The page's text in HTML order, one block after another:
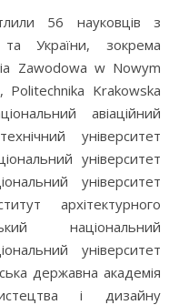
56 науковців з
України, зокрема
Zawodowa w Nowym
Politechnika Krakowska
авіаційний
університет
університет
університет
архітектурного
національний
університет
державна академія
і дизайну